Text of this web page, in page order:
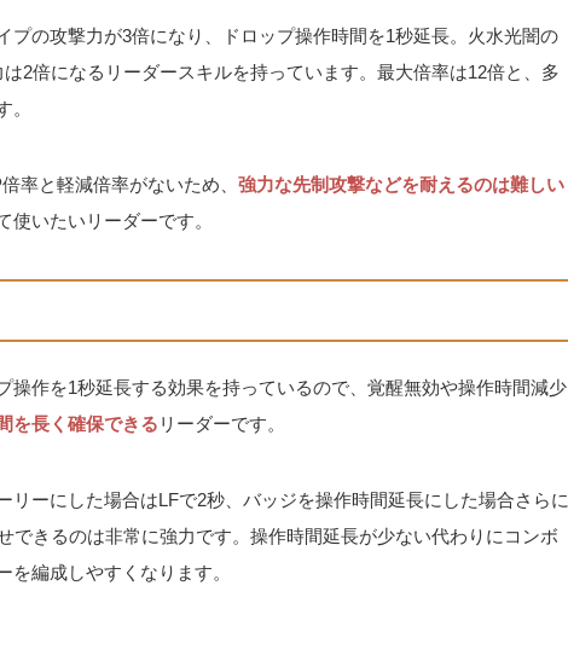
プの攻撃力が3倍になり、ドロップ操作時間を1秒延長。火水光闇の
2倍になるリーダースキルを持っています。最大倍率は12倍と、多
。
率と軽減倍率がないため、 強力な先制攻撃などを耐えるのは難しい
使いたいリーダーです。
操作を1秒延長する効果を持っているので、覚醒無効や操作時間減少
を長く確保できる リーダーです。
リーにした場合はLFで2秒、バッジを操作時間延長にした場合さらに
できるのは非常に強力です。操作時間延長が少ない代わりにコンボ
編成しやすくなります。